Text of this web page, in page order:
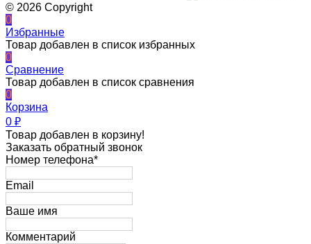
© 2026 Copyright
0
Избранные
Товар добавлен в список избранных
0
Сравнение
Товар добавлен в список сравнения
0
Корзина
0 ₽
Товар добавлен в корзину!
Заказать обратный звонок
Номер телефона*
Email
Ваше имя
Комментарий